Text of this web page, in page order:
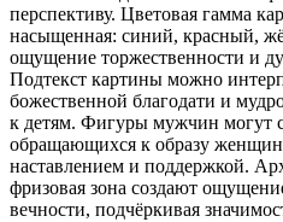
перспективу. Цветовая гамма
насыщенная: синий, красный,
ощущение торжественности и
Подтекст картины можно
божественной благодати и
к детям. Фигуры мужчин могут
обращающихся к образу
наставлением и поддержкой.
фризовая зона создают
вечности, подчёркивая